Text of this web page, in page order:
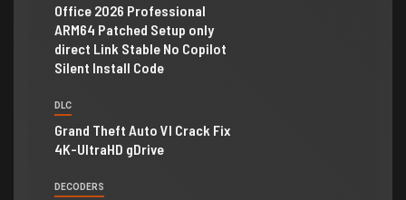
Office 2026 Professional
ARM64 Patched Setup only
direct Link Stable No Copilot
Silent Install Code
DLC
Grand Theft Auto VI Crack Fix
4K-UltraHD gDrive
DECODERS